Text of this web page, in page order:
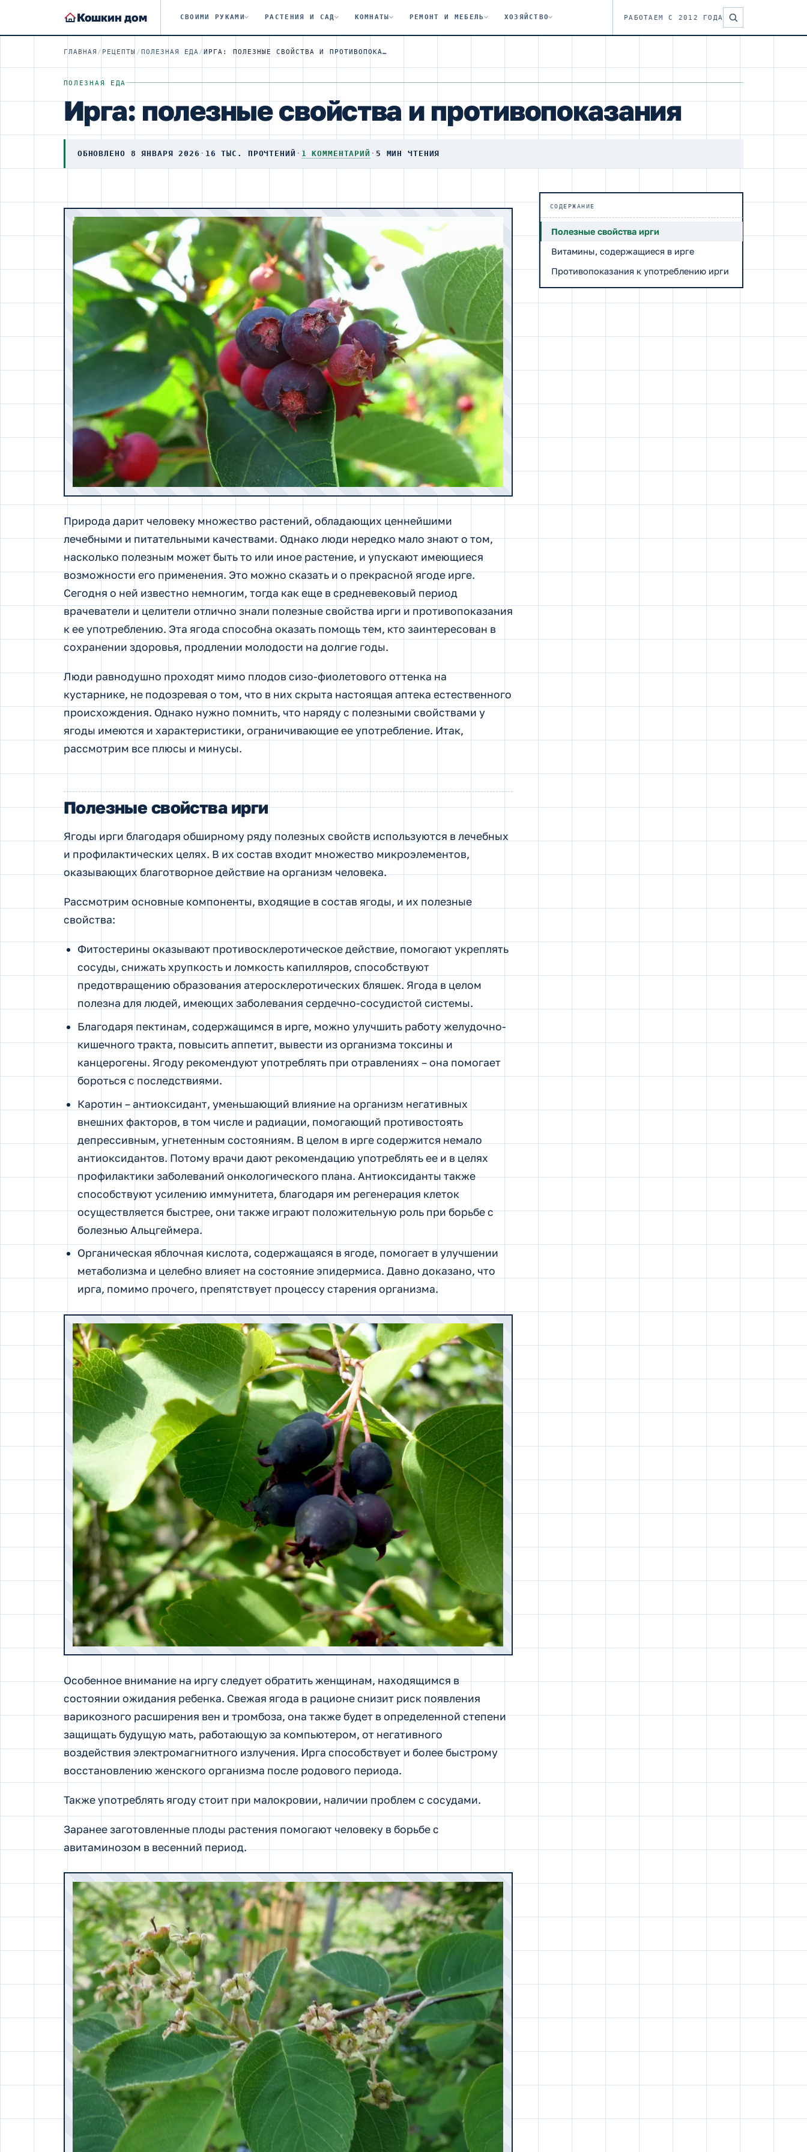
Кошкин дом СВОИМИ РУКАМИ РАСТЕНИЯ И САД КОМНАТЫ РЕМОНТ И МЕБЕЛЬ ХОЗЯЙСТВО РАБОТАЕМ С 2012 ГОДА
ГЛАВНАЯ / РЕЦЕПТЫ /ПОЛЕЗНАЯ ЕДА / ИРГА: ПОЛЕЗНЫЕ СВОЙСТВА И ПРОТИВОПОКАЗАНИЯ
ПОЛЕЗНАЯ ЕДА
Ирга: полезные свойства и противопоказания
ОБНОВЛЕНО 8 ЯНВАРЯ 2026 · 16 ТЫС. ПРОЧТЕНИЙ · 1 КОММЕНТАРИЙ · 5 МИН ЧТЕНИЯ
Природа дарит человеку множество растений, обладающих ценнейшими
лечебными и питательными качествами. Однако люди нередко мало знают о том,
насколько полезным может быть то или иное растение, и упускают имеющиеся
возможности его применения. Это можно сказать и о прекрасной ягоде ирге.
Сегодня о ней известно немногим, тогда как еще в средневековый период
врачеватели и целители отлично знали полезные свойства ирги и противопоказания
к ее употреблению. Эта ягода способна оказать помощь тем, кто заинтересован в
сохранении здоровья, продлении молодости на долгие годы.
Люди равнодушно проходят мимо плодов сизо-фиолетового оттенка на
кустарнике, не подозревая о том, что в них скрыта настоящая аптека естественного
происхождения. Однако нужно помнить, что наряду с полезными свойствами у
ягоды имеются и характеристики, ограничивающие ее употребление. Итак,
рассмотрим все плюсы и минусы.
Полезные свойства ирги
Ягоды ирги благодаря обширному ряду полезных свойств используются в лечебных
и профилактических целях. В их состав входит множество микроэлементов,
оказывающих благотворное действие на организм человека.
Рассмотрим основные компоненты, входящие в состав ягоды, и их полезные
свойства:
Фитостерины оказывают противосклеротическое действие, помогают укреплять
сосуды, снижать хрупкость и ломкость капилляров, способствуют
предотвращению образования атеросклеротических бляшек. Ягода в целом
полезна для людей, имеющих заболевания сердечно-сосудистой системы.
Благодаря пектинам, содержащимся в ирге, можно улучшить работу желудочно-
кишечного тракта, повысить аппетит, вывести из организма токсины и
канцерогены. Ягоду рекомендуют употреблять при отравлениях – она помогает
бороться с последствиями.
Каротин – антиоксидант, уменьшающий влияние на организм негативных
внешних факторов, в том числе и радиации, помогающий противостоять
депрессивным, угнетенным состояниям. В целом в ирге содержится немало
антиоксидантов. Потому врачи дают рекомендацию употреблять ее и в целях
профилактики заболеваний онкологического плана. Антиоксиданты также
способствуют усилению иммунитета, благодаря им регенерация клеток
осуществляется быстрее, они также играют положительную роль при борьбе с
болезнью Альцгеймера.
Органическая яблочная кислота, содержащаяся в ягоде, помогает в улучшении
метаболизма и целебно влияет на состояние эпидермиса. Давно доказано, что
ирга, помимо прочего, препятствует процессу старения организма.
Особенное внимание на иргу следует обратить женщинам, находящимся в
состоянии ожидания ребенка. Свежая ягода в рационе снизит риск появления
варикозного расширения вен и тромбоза, она также будет в определенной степени
защищать будущую мать, работающую за компьютером, от негативного
воздействияэлектромагнитного излучения. Ирга способствует и более быстрому
восстановлению женского организма после родового периода.
Также употреблять ягоду стоит при малокровии, наличии проблем с сосудами.
Заранее заготовленные плоды растения помогают человеку в борьбе с
авитаминозом в весенний период.
СОДЕРЖАНИЕ
Полезные свойства ирги
Витамины, содержащиеся в ирге
Противопоказания к употреблению ирги